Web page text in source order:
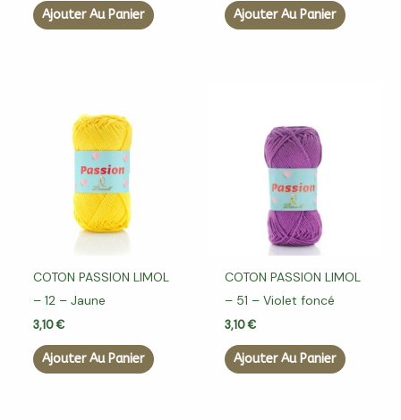
Ajouter Au Panier Ajouter Au Panier
COTON PASSION LIMOL
– 12 – Jaune
3,10€
Ajouter Au Panier
COTON PASSION LIMOL
– 51 – Violet foncé
3,10€
Ajouter Au Panier